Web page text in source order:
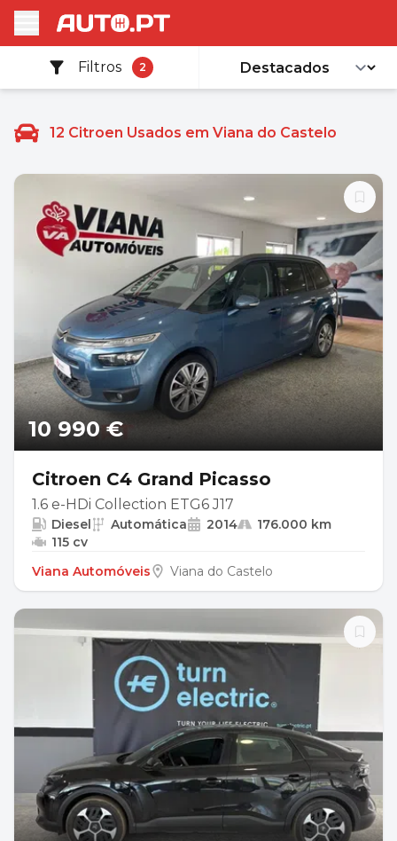
Filtros 2
12 Citroen Usados em Viana do Castelo
10 990 €
Citroen C4 Grand Picasso
1.6 e-HDi Collection ETG6 J17
Diesel Automática 2014
176.000 km
115 cv
Viana Automóveis
Viana do Castelo